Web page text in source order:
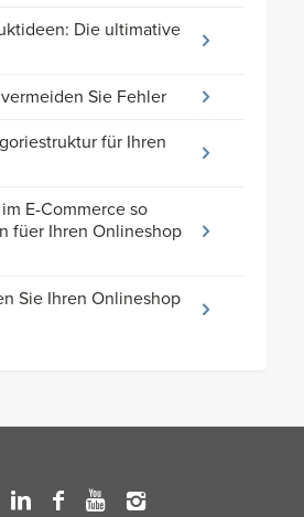
Die ultimative
Sie Fehler
für Ihren
E-Commerce so
füer Ihren Onlineshop
Sie Ihren Onlineshop